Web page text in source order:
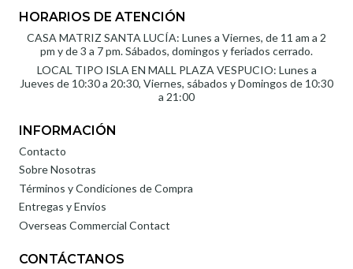
HORARIOS DE ATENCIÓN
CASA MATRIZ SANTA LUCÍA: Lunes a Viernes, de 11 am a 2
pm y de 3 a 7 pm. Sábados, domingos y feriados cerrado.
LOCAL TIPO ISLA EN MALL PLAZA VESPUCIO: Lunes a
Jueves de 10:30 a 20:30, Viernes, sábados y Domingos de 10:30
a 21:00
INFORMACIÓN
Contacto
Sobre Nosotras
Términos y Condiciones de Compra
Entregas y Envíos
Overseas Commercial Contact
CONTÁCTANOS